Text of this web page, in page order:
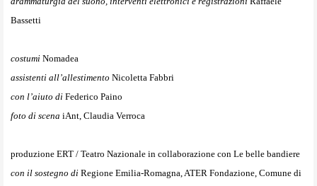
Bassetti
costumi Nomadea
assistenti all’allestimento Nicoletta Fabbri
con l’aiuto di Federico Paino
foto di scena iAnt, Claudia Verroca
produzione ERT / Teatro Nazionale in collaborazione con Le belle bandiere
con il sostegno di Regione Emilia-Romagna, ATER Fondazione, Comune di